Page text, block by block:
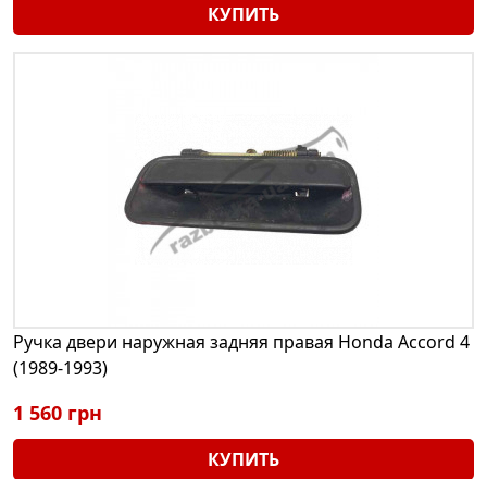
КУПИТЬ
Ручка двери наружная задняя правая Honda Accord 4
(1989-1993)
1 560 грн
КУПИТЬ